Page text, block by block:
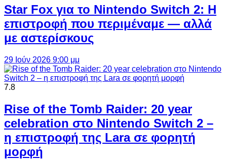
Star Fox για το Nintendo Switch 2: Η
επιστροφή που περιμέναμε — αλλά
με αστερίσκους
29 Ιούν 2026 9:00 μμ
7.8
Rise of the Tomb Raider: 20 year
celebration στο Nintendo Switch 2 –
η επιστροφή της Lara σε φορητή
μορφή